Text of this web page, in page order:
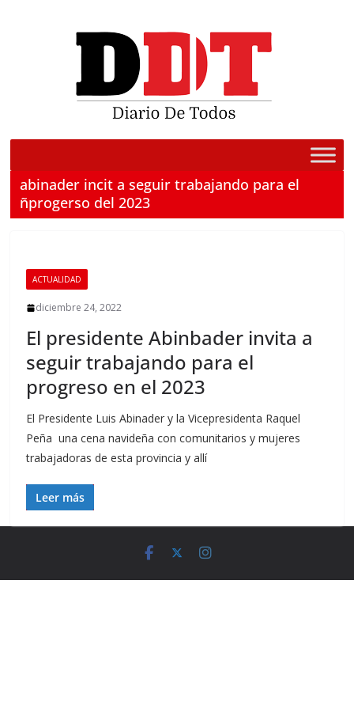
abinader incit a seguir trabajando para el
ñprogerso del 2023
ACTUALIDAD
diciembre 24, 2022
El presidente Abinbader invita a
seguir trabajando para el
progreso en el 2023
El Presidente Luis Abinader y la Vicepresidenta Raquel
Peña una cena navideña con comunitarios y mujeres
trabajadoras de esta provincia y allí
Leer más